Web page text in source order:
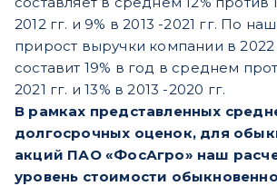
2012 гг. и 9% в 2013 -2021 гг. По
прирост выручки компании в 2022
составит 19% в год в среднем
2021 гг. и 13% в 2013 -2020 гг.
В рамках представленных
долгосрочных оценок, для
акций ПАО «ФосАгро» наш
уровень стоимости